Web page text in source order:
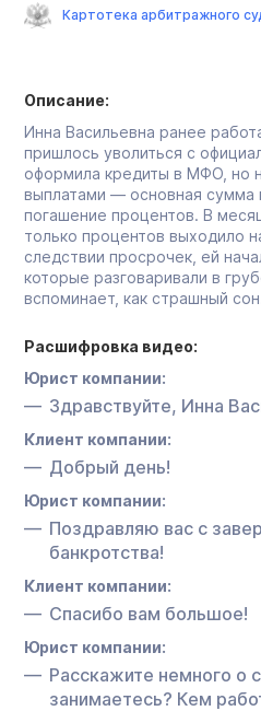
Описание:
Инна Васильевна ранее
пришлось уволиться с
оформила кредиты в МФО, но
выплатами — основная сумма
погашение процентов. В
только процентов выходило
следствии просрочек, ей
которые разговаривали в
вспоминает, как страшный
Расшифровка видео:
Юрист компании:
Здравствуйте, Инна
Клиент компании:
Добрый день!
Юрист компании:
Поздравляю вас с
банкротства!
Клиент компании:
Спасибо вам большое!
Юрист компании:
Расскажите немного о
занимаетесь? Кем
Картотека арбитражного